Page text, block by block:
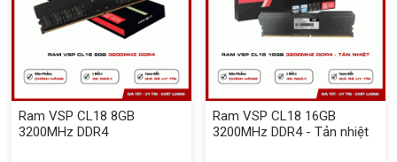
Ram VSP CL18 8GB
3200MHz DDR4
Ram VSP CL18 16GB
3200MHz DDR4 - Tản nhiệt